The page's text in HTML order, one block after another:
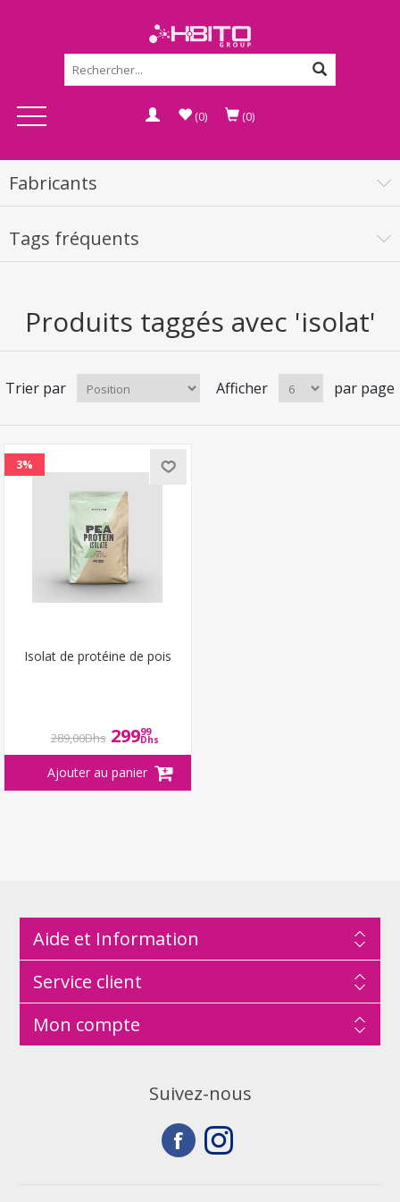
(0) (0)
Fabricants
Tags fréquents
Produits taggés avec 'isolat'
Trier par Afficher par page
3%
Isolat de protéine de pois
289,00Dhs 29999
Dhs
Aide et Information
Service client
Mon compte
Suivez-nous